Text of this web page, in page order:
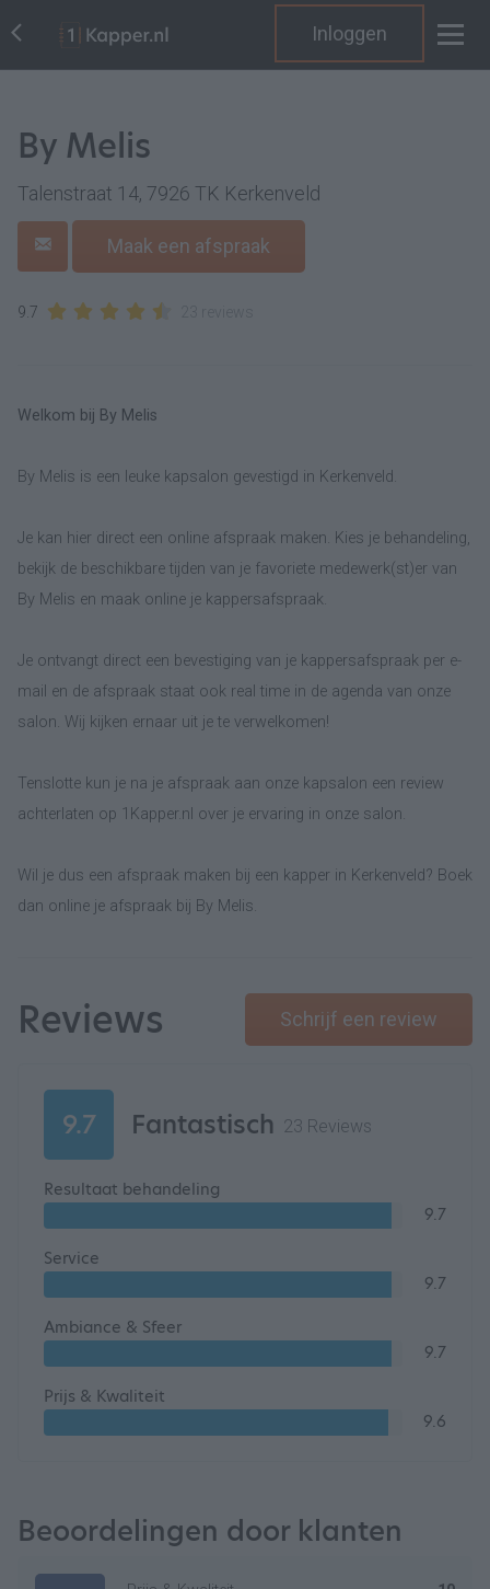
Inloggen
By Melis
Talenstraat 14, 7926 TK Kerkenveld
Maak een afspraak
9.7
Welkom bij By Melis
By Melis is een leuke kapsalon gevestigd in Kerkenveld.
Je kan hier direct een online afspraak maken. Kies je behandeling,
bekijk de beschikbare tijden van je favoriete medewerk(st)er van
By Melis en maak online je kappersafspraak.
Je ontvangt direct een bevestiging van je kappersafspraak per e-
mail en de afspraak staat ook real time in de agenda van onze
salon. Wij kijken ernaar uit je te verwelkomen!
Tenslotte kun je na je afspraak aan onze kapsalon een review
achterlaten op 1Kapper.nl over je ervaring in onze salon.
Wil je dus een afspraak maken bij een kapper in Kerkenveld? Boek
dan online je afspraak bij By Melis.
Reviews Schrijf een review
9.7 Fantastisch 23 Reviews
Resultaat behandeling
9.7
Service
9.7
Ambiance & Sfeer
9.7
Prijs & Kwaliteit
9.6
Beoordelingen door klanten